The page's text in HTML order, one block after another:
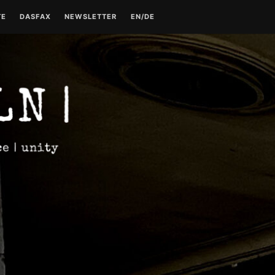
TECHNO GESCHICHTE –
TEIL 2
TECHNO GESCHICHTE –
TEIL 3
TECHNO GESCHICHTE –
DASFAX NEWSLETTER
KONTAKT
IMPRESSUM
EN/DE